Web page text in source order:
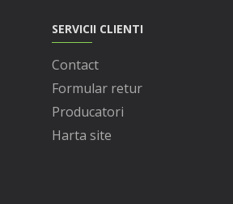
SERVICII CLIENTI
Contact
Formular retur
Producatori
Harta site